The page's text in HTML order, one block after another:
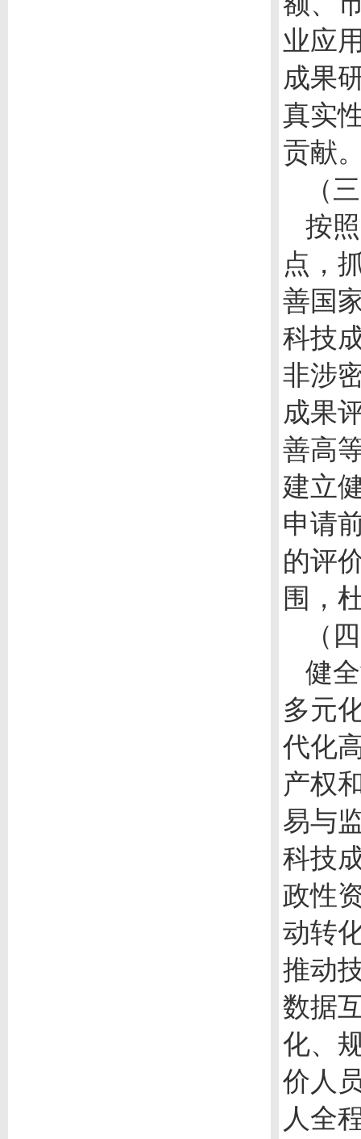
业应
成果
真实
贡献
（
按照
点，
善国
科技
非涉
成果
善高
建立
申请
的评
围，
（
健
多元
代化
产权
易与
科技
政性
动转
推动
数据
化、
价人
人全